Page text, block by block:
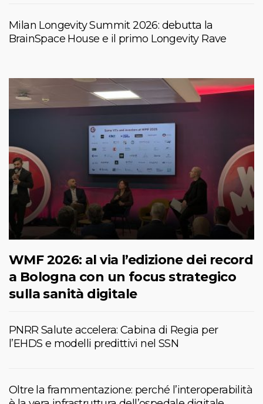
Milan Longevity Summit 2026: debutta la
BrainSpace House e il primo Longevity Rave
WMF 2026: al via l’edizione dei record
a Bologna con un focus strategico
sulla sanità digitale
PNRR Salute accelera: Cabina di Regia per
l’EHDS e modelli predittivi nel SSN
Oltre la frammentazione: perché l’interoperabilità